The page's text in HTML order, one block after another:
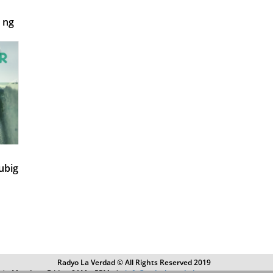
Radyo La Verdad © All Rights Reserved 2019